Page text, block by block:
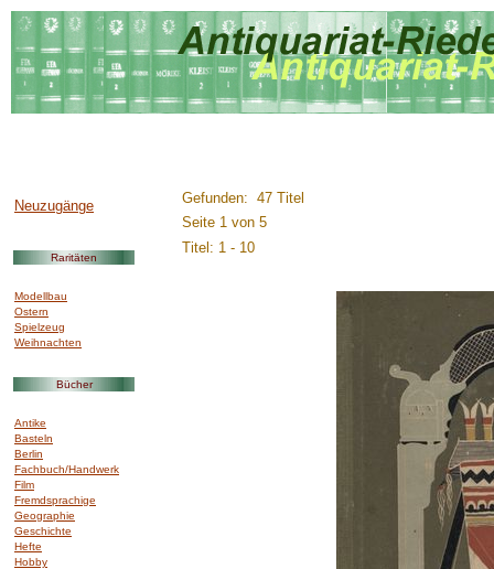
Neuzugänge
Raritäten
Modellbau
Ostern
Spielzeug
Weihnachten
Bücher
Antike
Basteln
Berlin
Fachbuch/Handwerk
Film
Fremdsprachige
Geographie
Geschichte
Hefte
Hobby
Gefunden: 47 Titel
Seite 1 von 5
Titel: 1 - 10